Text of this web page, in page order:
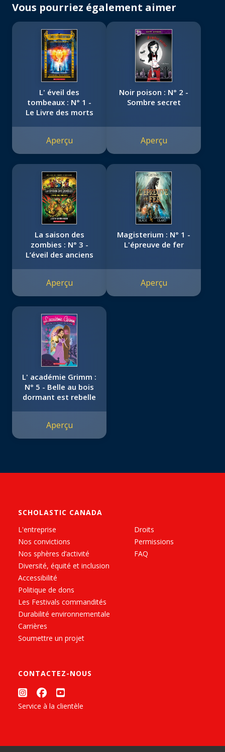
Vous pourriez également aimer
L' éveil des
tombeaux : N° 1 -
Le Livre des morts
Aperçu
Noir poison : N° 2 -
Sombre secret
Aperçu
La saison des
zombies : N° 3 -
L’éveil des anciens
Aperçu
Magisterium : N° 1 -
L'épreuve de fer
Aperçu
L' académie Grimm :
N° 5 - Belle au bois
dormant est rebelle
Aperçu
SCHOLASTIC CANADA
L'entreprise
Nos convictions
Nos sphères d’activité
Diversité, équité et inclusion
Accessibilité
Politique de dons
Les Festivals commandités
Durabilité environnementale
Carrières
Soumettre un projet
Droits
Permissions
FAQ
CONTACTEZ-NOUS
Service à la clientèle